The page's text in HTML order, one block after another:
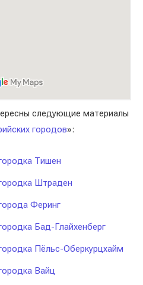
следующие материалы
городов»:
Тишен
Штраден
Феринг
Бад-Глайхенберг
Пёльс-Оберкурцхайм
Вайц